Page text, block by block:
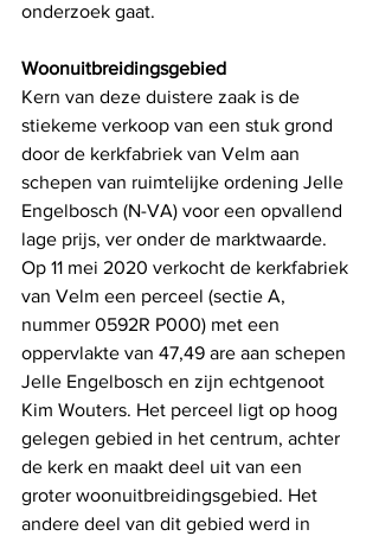
onderzoek gaat.
Woonuitbreidingsgebied
Kern van deze duistere zaak is de
stiekeme verkoop van een stuk grond
door de kerkfabriek van Velm aan
schepen van ruimtelijke ordening Jelle
Engelbosch (N-VA) voor een opvallend
lage prijs, ver onder de marktwaarde.
Op 11 mei 2020 verkocht de kerkfabriek
van Velm een perceel (sectie A,
nummer 0592R P000) met een
oppervlakte van 47,49 are aan schepen
Jelle Engelbosch en zijn echtgenoot
Kim Wouters. Het perceel ligt op hoog
gelegen gebied in het centrum, achter
de kerk en maakt deel uit van een
groter woonuitbreidingsgebied. Het
andere deel van dit gebied werd in